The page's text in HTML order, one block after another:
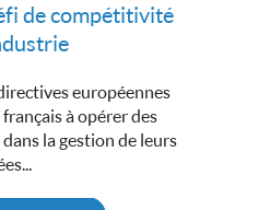
de compétitivité
européennes
à opérer des
la gestion de leurs